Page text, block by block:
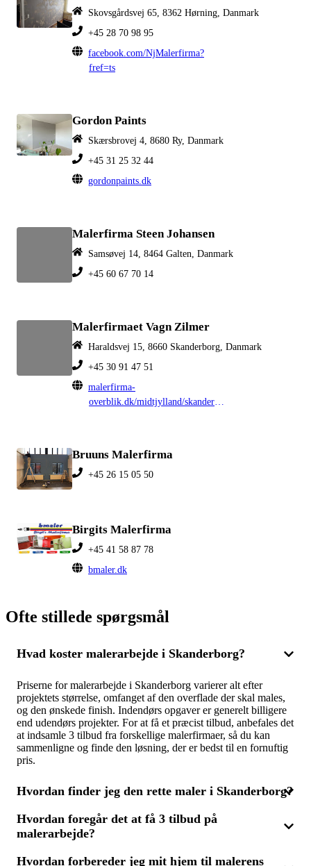
Skovsgårdsvej 65, 8362 Hørning, Danmark
+45 28 70 98 95
facebook.com/NjMalerfirma?
fref=ts
Gordon Paints
Skærsbrovej 4, 8680 Ry, Danmark
+45 31 25 32 44
gordonpaints.dk
Malerfirma Steen Johansen
Samsøvej 14, 8464 Galten, Danmark
+45 60 67 70 14
Malerfirmaet Vagn Zilmer
Haraldsvej 15, 8660 Skanderborg, Danmark
+45 30 91 47 51
malerfirma-
overblik.dk/midtjylland/skanderborg
Bruuns Malerfirma
+45 26 15 05 50
Birgits Malerfirma
+45 41 58 87 78
bmaler.dk
Ofte stillede spørgsmål
Hvad koster malerarbejde i Skanderborg?
Priserne for malerarbejde i Skanderborg varierer alt efter
projektets størrelse, omfanget af den overflade der skal males,
og den ønskede finish. Indendørs opgaver er generelt billigere
end udendørs projekter. For at få et præcist tilbud, anbefales det
at indsamle 3 tilbud fra forskellige malerfirmaer, så du kan
sammenligne og finde den løsning, der er bedst til en fornuftig
pris.
Hvordan finder jeg den rette maler i Skanderborg?
For at finde den ideelle maler i Skanderborg, kan du begynde
med at modtage 3 forskellige tilbud fra malerfirmaer. Det er
firmaernes anmeldelser og erfaring. Vælg en maler, der kan
Hvordan foregår det at få 3 tilbud på
malerarbejde?
Hvordan forbereder jeg mit hjem til malerens